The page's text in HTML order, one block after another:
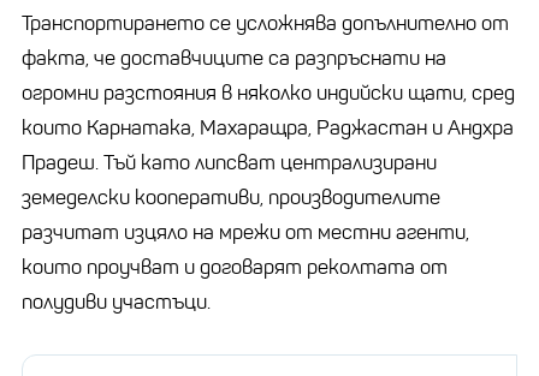
Транспортирането се усложнява допълнително от
факта, че доставчиците са разпръснати на
огромни разстояния в няколко индийски щати, сред
които Карнатака, Махаращра, Раджастан и Андхра
Прадеш. Тъй като липсват централизирани
земеделски кооперативи, производителите
разчитат изцяло на мрежи от местни агенти,
които проучват и договарят реколтата от
полудиви участъци.